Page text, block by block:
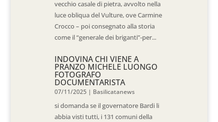
vecchio casale di pietra, avvolto nella
luce obliqua del Vulture, ove Carmine
Crocco – poi consegnato alla storia
come il “generale dei briganti”-per...
INDOVINA CHI VIENE A
PRANZO MICHELE LUONGO
FOTOGRAFO
DOCUMENTARISTA
07/11/2025 | Basilicatanews
si domanda se il governatore Bardi li
abbia visti tutti, i 131 comuni della